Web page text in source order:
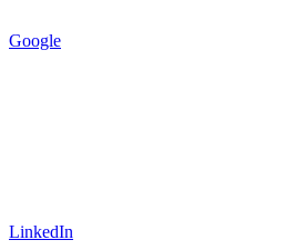
Google
LinkedIn